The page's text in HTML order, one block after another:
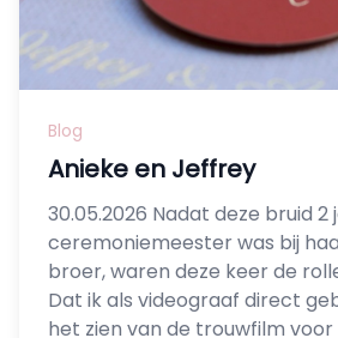
Blog
Anieke en Jeffrey
30.05.2026 Nadat deze bruid 2
ceremoniemeester was bij
broer, waren deze keer de
Dat ik als videograaf direct
het zien van de trouwfilm voor